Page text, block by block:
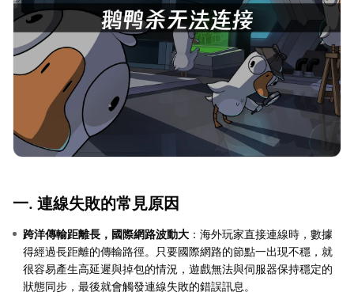
一. 連線失敗的常見原因
跨洋傳輸距離長，國際網路波動大 ：海外玩家直接連線時，數據
得經過長距離的傳輸路徑。只要國際網路的節點一出現不穩，就
很容易產生高延遲與掉包的情況，遊戲無法與伺服器保持穩定的
狀態同步，最後就會觸發連線失敗的錯誤訊息。